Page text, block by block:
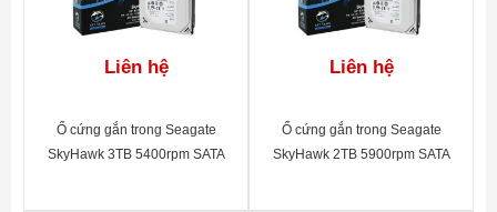
Liên hệ
Ổ cứng gắn trong Seagate
SkyHawk 3TB 5400rpm SATA
Liên hệ
Ổ cứng gắn trong Seagate
SkyHawk 2TB 5900rpm SATA